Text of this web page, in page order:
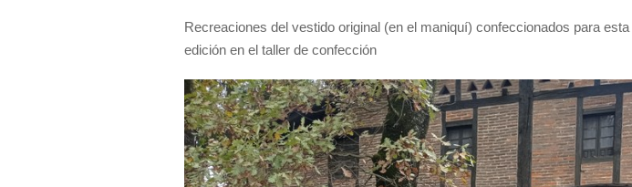
Recreaciones del vestido original (en el maniquí) confeccionados para esta
edición en el taller de confección